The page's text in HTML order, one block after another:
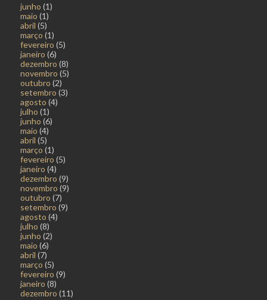
junho (1)
maio (1)
abril (5)
março (1)
fevereiro (5)
janeiro (6)
dezembro (8)
novembro (5)
outubro (2)
setembro (3)
agosto (4)
julho (1)
junho (6)
maio (4)
abril (5)
março (1)
fevereiro (5)
janeiro (4)
dezembro (9)
novembro (9)
outubro (7)
setembro (9)
agosto (4)
julho (8)
junho (2)
maio (6)
abril (7)
março (5)
fevereiro (9)
janeiro (8)
dezembro (11)